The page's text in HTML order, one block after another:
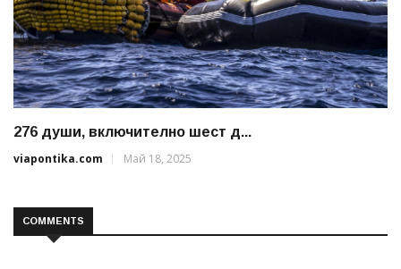
276 души, включително шест д...
viapontika.com
Май 18, 2025
COMMENTS